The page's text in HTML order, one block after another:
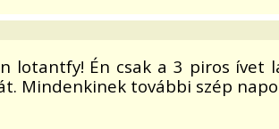
lotantfy! Én csak a 3 piros
Mindenkinek további szép